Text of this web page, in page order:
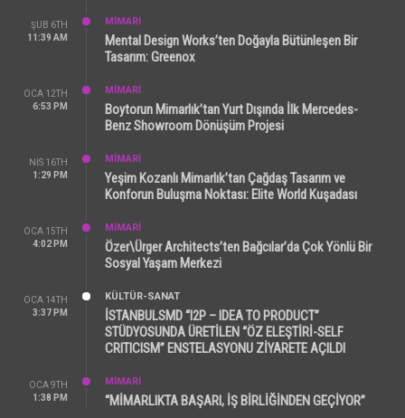
ŞUB 6TH
11:39 AM
MİMARİ
Mental Design Works’ten Doğayla Bütünleşen Bir
Tasarım: Greenox
OCA 12TH
6:53 PM
MİMARİ
Boytorun Mimarlık’tan Yurt Dışında İlk Mercedes-
Benz Showroom Dönüşüm Projesi
NIS 16TH
1:29 PM
MİMARİ
Yeşim Kozanlı Mimarlık’tan Çağdaş Tasarım ve
Konforun Buluşma Noktası: Elite World Kuşadası
OCA 15TH
4:02 PM
MİMARİ
Özer\Ürger Architects’ten Bağcılar’da Çok Yönlü Bir
Sosyal Yaşam Merkezi
OCA 14TH
3:37 PM
KÜLTÜR-SANAT
İSTANBULSMD “I2P – IDEA TO PRODUCT”
STÜDYOSUNDA ÜRETİLEN “ÖZ ELEŞTİRİ-SELF
CRITICISM” ENSTELASYONU ZİYARETE AÇILDI
OCA 9TH
1:38 PM
MİMARİ
“MİMARLIKTA BAŞARI, İŞ BİRLİĞİNDEN GEÇİYOR”